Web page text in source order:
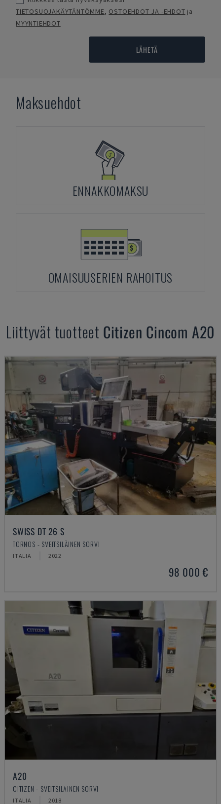
TIETOSUOJAKÄYTÄNTÖMME, OSTOEHDOT JA -EHDOT ja
MYYNTIEHDOT
LÄHETÄ
Maksuehdot
ENNAKKOMAKSU
OMAISUUSERIEN RAHOITUS
Liittyvät tuotteet Citizen Cincom A20
SWISS DT 26 S
TORNOS - SVEITSILÄINEN SORVI
ITALIA 2022
98 000 €
A20
CITIZEN - SVEITSILÄINEN SORVI
ITALIA 2018